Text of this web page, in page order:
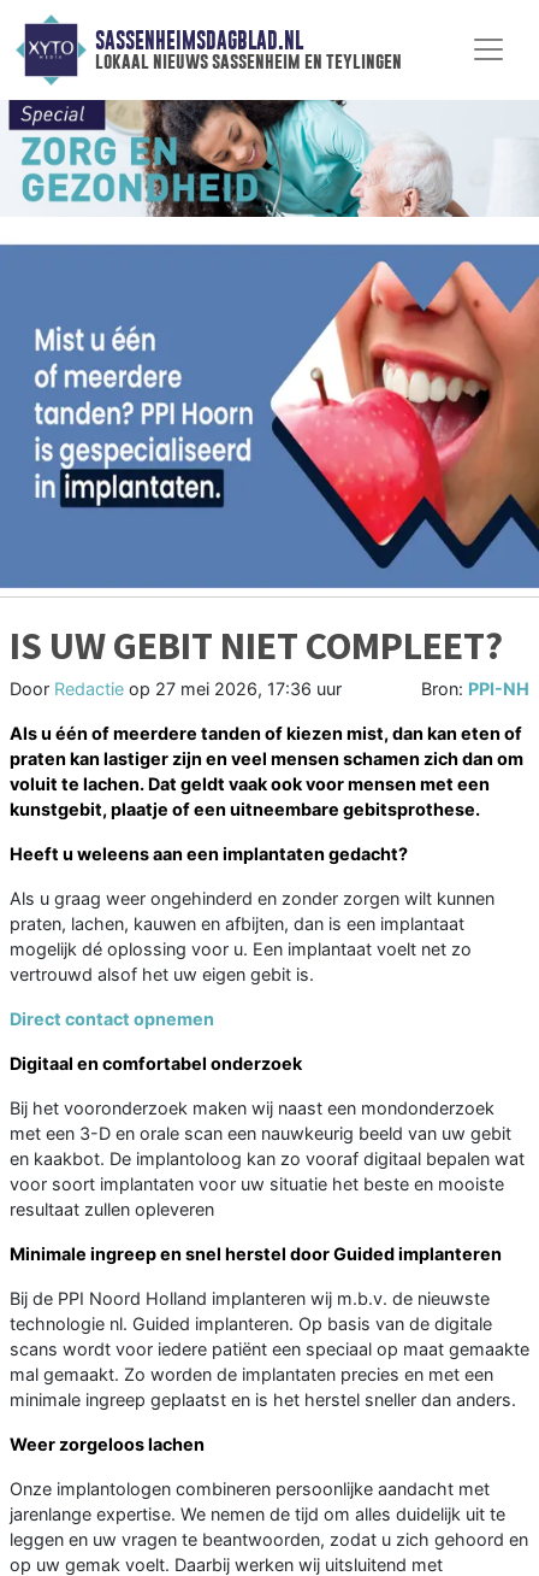
SASSENHEIMSDAGBLAD.NL
lokaal nieuws sassenheim en teylingen
IS UW GEBIT NIET COMPLEET?
Door Redactie op 27 mei 2026, 17:36 uur Bron: PPI-NH
Als u één of meerdere tanden of kiezen mist, dan kan eten of
praten kan lastiger zijn en veel mensen schamen zich dan om
voluit te lachen. Dat geldt vaak ook voor mensen met een
kunstgebit, plaatje of een uitneembare gebitsprothese.
Heeft u weleens aan een implantaten gedacht?
Als u graag weer ongehinderd en zonder zorgen wilt kunnen
praten, lachen, kauwen en afbijten, dan is een implantaat
mogelijk dé oplossing voor u. Een implantaat voelt net zo
vertrouwd alsof het uw eigen gebit is.
Direct contact opnemen
Digitaal en comfortabel onderzoek
Bij het vooronderzoek maken wij naast een mondonderzoek
met een 3-D en orale scan een nauwkeurig beeld van uw gebit
en kaakbot. De implantoloog kan zo vooraf digitaal bepalen wat
voor soort implantaten voor uw situatie het beste en mooiste
resultaat zullen opleveren
Minimale ingreep en snel herstel door Guided implanteren
Bij de PPI Noord Holland implanteren wij m.b.v. de nieuwste
technologie nl. Guided implanteren. Op basis van de digitale
scans wordt voor iedere patiënt een speciaal op maat gemaakte
mal gemaakt. Zo worden de implantaten precies en met een
minimale ingreep geplaatst en is het herstel sneller dan anders.
Weer zorgeloos lachen
Onze implantologen combineren persoonlijke aandacht met
jarenlange expertise. We nemen de tijd om alles duidelijk uit te
leggen en uw vragen te beantwoorden, zodat u zich gehoord en
op uw gemak voelt. Daarbij werken wij uitsluitend met